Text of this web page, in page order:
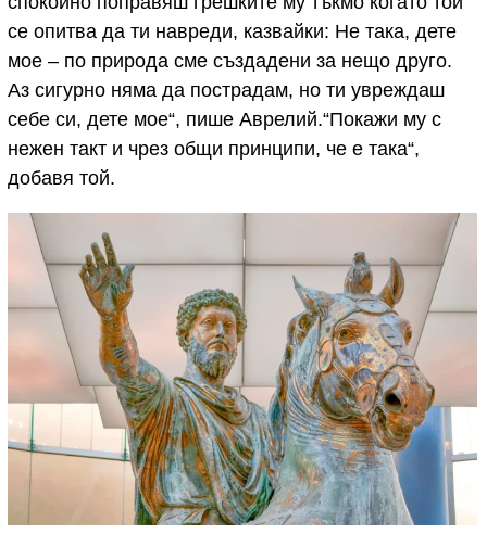
се опитва да ти навреди, казвайки: Не така, дете
мое – по природа сме създадени за нещо друго.
Аз сигурно няма да пострадам, но ти увреждаш
себе си, дете мое“, пише Аврелий.“Покажи му с
нежен такт и чрез общи принципи, че е така“,
добавя той.